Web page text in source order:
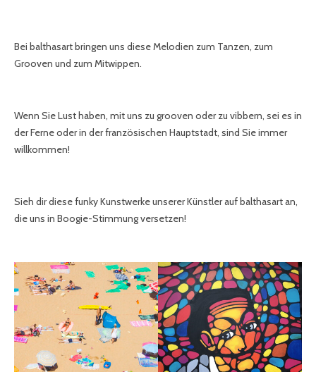
Bei balthasart bringen uns diese Melodien zum Tanzen, zum
Grooven und zum Mitwippen.
Wenn Sie Lust haben, mit uns zu grooven oder zu vibbern, sei es in
der Ferne oder in der französischen Hauptstadt, sind Sie immer
willkommen!
Sieh dir diese funky Kunstwerke unserer Künstler auf balthasart an,
die uns in Boogie-Stimmung versetzen!